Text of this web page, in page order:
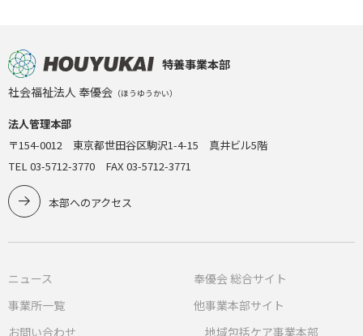
特養事業本部
社会福祉法人 奉優会 （ほうゆうかい）
法人管理本部
〒154-0012 東京都世田谷区駒沢1-4-15 真井ビル5階
TEL 03-5712-3770 FAX 03-5712-3771
本部へのアクセス
ニュース
事業所一覧
お問い合わせ
奉優会 総合サイト
他事業本部サイト
地域包括ケア事業本部